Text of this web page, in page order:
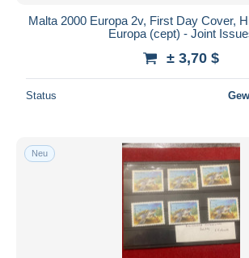
Malta 2000 Europa 2v, First Day Cover,
Europa (cept) - Joint
± 3,70 $
Status
Neu